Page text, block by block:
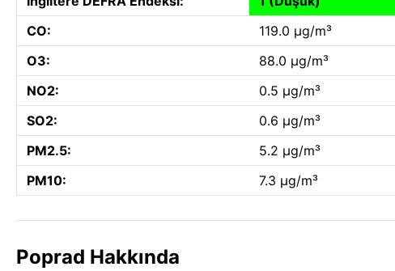
CO:
119.0 µg/m³
O3:
88.0 µg/m³
NO2:
0.5 µg/m³
SO2:
0.6 µg/m³
PM2.5:
5.2 µg/m³
PM10:
7.3 µg/m³
Poprad Hakkında